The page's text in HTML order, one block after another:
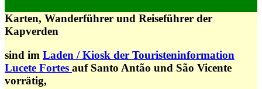
Karten, Wanderführer und Reiseführer der
Kapverden
sind im Laden / Kiosk der Touristeninformation
Lucete Fortes auf Santo Antão und São Vicente
vorrätig,